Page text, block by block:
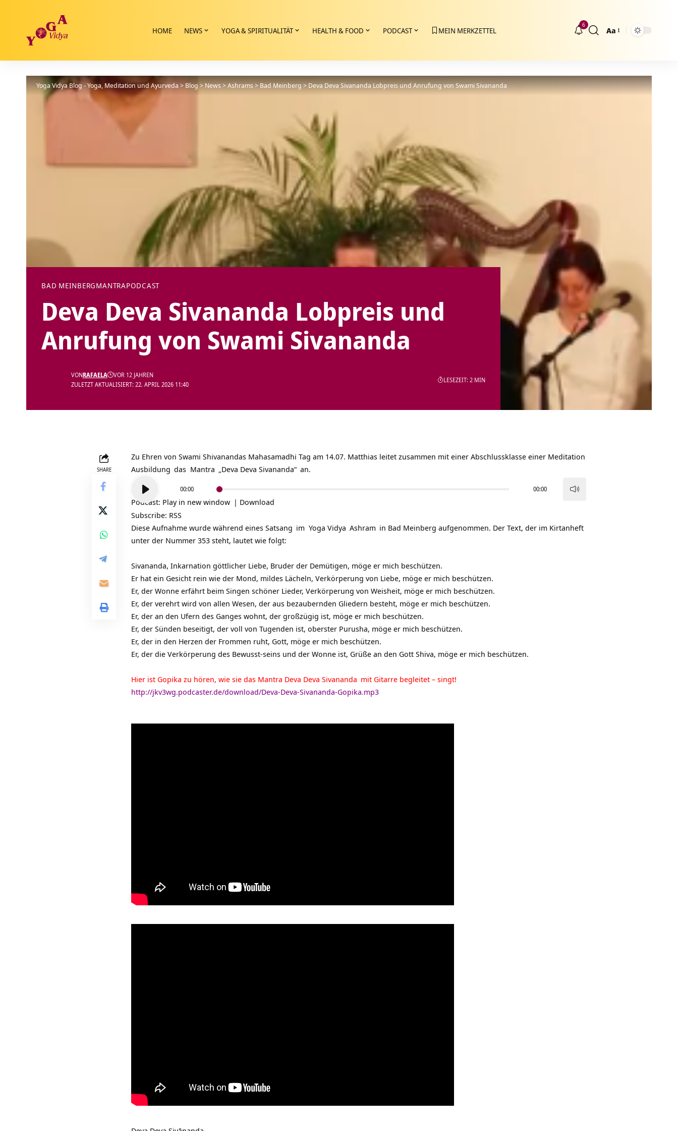
HOME NEWS YOGA & SPIRITUALITÄT HEALTH & FOOD PODCAST MEIN MERKZETTEL
6
Größenänderung
Aa
Yoga Vidya Blog - Yoga, Meditation und Ayurveda>Blog>News>Ashrams>Bad Meinberg>Deva Deva Sivananda Lobpreis und Anrufung von Swami Sivananda
BAD MEINBERGMANTRAPODCAST
Deva Deva Sivananda Lobpreis und
Anrufung von Swami Sivananda
ZULETZT AKTUALISIERT: 22. APRIL 2026 11:40
VONRAFAELA VOR 12 JAHREN
LESEZEIT: 2 MIN
SHARE
Zu Ehren von Swami Shivanandas Mahasamadhi Tag am 14.07. Matthias leitet zusammen mit einer Abschlussklasse einer Meditation
Ausbildung das Mantra „Deva Deva Sivananda“ an.
Player
00:00 00:00
Podcast: Play in new window | Download
Subscribe: RSS
Diese Aufnahme wurde während eines Satsang im Yoga Vidya Ashram in Bad Meinberg aufgenommen. Der Text, der im Kirtanheft
unter der Nummer 353 steht, lautet wie folgt:
Sivananda, Inkarnation göttlicher Liebe, Bruder der Demütigen, möge er mich beschützen.
Er hat ein Gesicht rein wie der Mond, mildes Lächeln, Verkörperung von Liebe, möge er mich beschützen.
Er, der Wonne erfährt beim Singen schöner Lieder, Verkörperung von Weisheit, möge er mich beschützen.
Er, der verehrt wird von allen Wesen, der aus bezaubernden Gliedern besteht, möge er mich beschützen.
Er, der an den Ufern des Ganges wohnt, der großzügig ist, möge er mich beschützen.
Er, der Sünden beseitigt, der voll von Tugenden ist, oberster Purusha, möge er mich beschützen.
Er, der in den Herzen der Frommen ruht, Gott, möge er mich beschützen.
Er, der die Verkörperung des Bewusst-seins und der Wonne ist, Grüße an den Gott Shiva, möge er mich beschützen.
Hier ist Gopika zu hören, wie sie das Mantra Deva Deva Sivananda mit Gitarre begleitet – singt!
http://jkv3wg.podcaster.de/download/Deva-Deva-Sivananda-Gopika.mp3